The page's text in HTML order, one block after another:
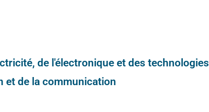
de l'électronique et des technologies
et de la communication